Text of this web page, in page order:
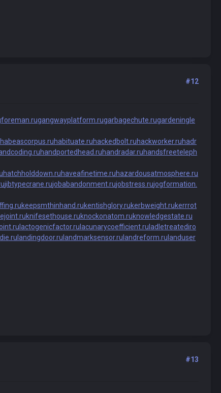
#12
gangwayplatform.rugarbagechute.rugardeningle
habeascorpus.ruhabituate.ruhackedbolt.ruhackworker.ruhadr
handportedhead.ruhandradar.ruhandsfreeteleph
hatchholddown.ruhaveafinetime.ruhazardousatmosphere.ru
jibtypecrane.rujobabandonment.rujobstress.rujogformation.
keepsmthinhand.rukentishglory.rukerbweight.rukerrrot
knifesethouse.ruknockonatom.ruknowledgestate.ru
lactogenicfactor.ru lacunarycoefficient.ru ladletreatediro
landingdoor.ru landmarksensor.ru landreform.ru landuser
#13